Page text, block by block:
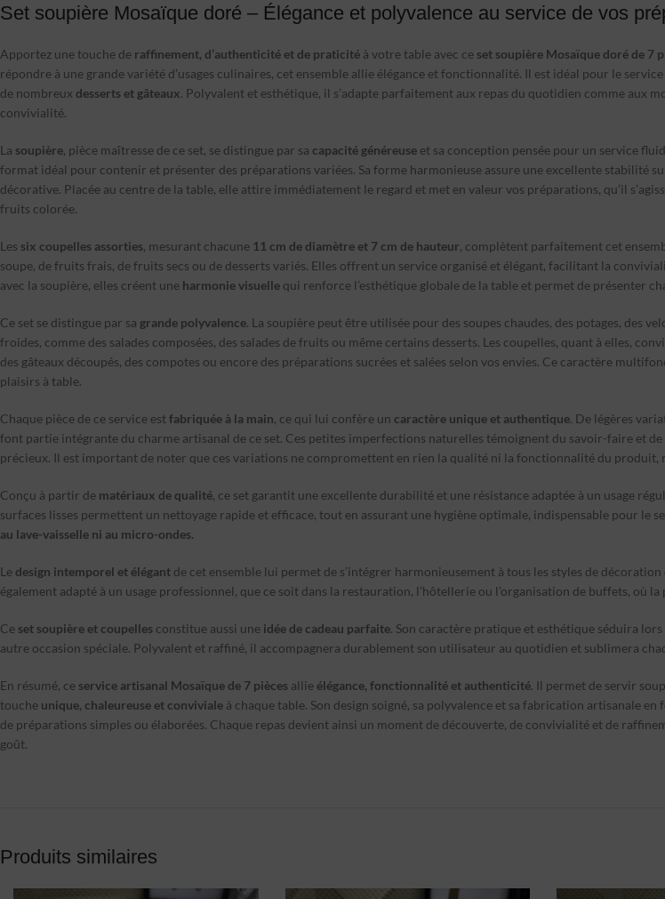
Set soupière Mosaïque doré – Élégance et polyvalence au service de vos
Apportez une touche de raffinement, d’authenticité et de praticité à votre table avec ce set soupière Mosaïque doré de 7
répondre à une grande variété d’usages culinaires, cet ensemble allie élégance et fonctionnalité. Il est idéal pour le service
de nombreux desserts et gâteaux. Polyvalent et esthétique, il s’adapte parfaitement aux repas du quotidien comme aux
convivialité.
La soupière, pièce maîtresse de ce set, se distingue par sa capacité généreuse et sa conception pensée pour un service
format idéal pour contenir et présenter des préparations variées. Sa forme harmonieuse assure une excellente stabilité
décorative. Placée au centre de la table, elle attire immédiatement le regard et met en valeur vos préparations, qu’il
fruits colorée.
Les six coupelles assorties, mesurant chacune 11 cm de diamètre et 7 cm de hauteur, complètent parfaitement cet
soupe, de fruits frais, de fruits secs ou de desserts variés. Elles offrent un service organisé et élégant, facilitant la
avec la soupière, elles créent une harmonie visuelle qui renforce l’esthétique globale de la table et permet de présenter
Ce set se distingue par sa grande polyvalence. La soupière peut être utilisée pour des soupes chaudes, des potages, des
froides, comme des salades composées, des salades de fruits ou même certains desserts. Les coupelles, quant à elles,
des gâteaux découpés, des compotes ou encore des préparations sucrées et salées selon vos envies. Ce caractère
plaisirs à table.
Chaque pièce de ce service estfabriquée à la main, ce qui lui confère un caractère unique et authentique. De légères
font partie intégrante du charme artisanal de ce set. Ces petites imperfections naturelles témoignent du savoir-faire et
précieux. Il est important de noter que ces variations ne compromettent en rien la qualité ni la fonctionnalité du
Conçu à partir de matériaux de qualité, ce set garantit une excellente durabilité et une résistance adaptée à un usage
surfaces lisses permettent un nettoyage rapide et efficace, tout en assurant une hygiène optimale, indispensable pour le
au lave-vaisselle ni au micro-ondes.
Le design intemporel et élégant de cet ensemble lui permet de s’intégrer harmonieusement à tous les styles de
également adapté à un usage professionnel, que ce soit dans la restauration, l’hôtellerie ou l’organisation de buffets, où
Ce set soupière et coupelles constitue aussi une idée de cadeau parfaite. Son caractère pratique et esthétique séduira
autre occasion spéciale. Polyvalent et raffiné, il accompagnera durablement son utilisateur au quotidien et sublimera
En résumé, ce service artisanal Mosaïque de 7 pièces allie élégance, fonctionnalité et authenticité. Il permet de servir
touche unique, chaleureuse et conviviale à chaque table. Son design soigné, sa polyvalence et sa fabrication artisanale
de préparations simples ou élaborées. Chaque repas devient ainsi un moment de découverte, de convivialité et de
goût.
Produits similaires